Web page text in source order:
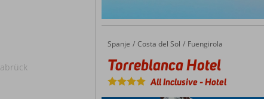
Home
Spanje Costa del Sol Fuengirola
Torreblanca Hotel
Torreblanca Hotel
All Inclusive-Hotel